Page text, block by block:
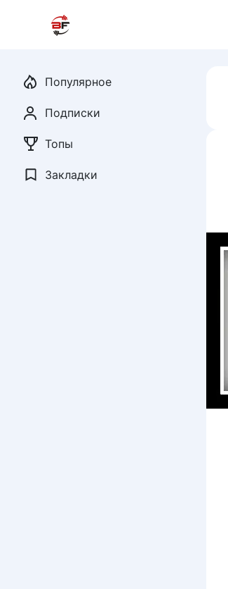
Популярное
Подписки
Топы
Закладки